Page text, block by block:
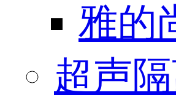
雅的
超声